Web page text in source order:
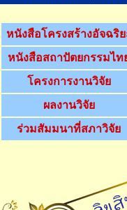
หนังสือโครงสร้างอัจฉริย
หนังสือสถาปัตยกรรมไท
โครงการงานวิจัย
ผลงานวิจัย
ร่วมสัมมนาที่สภาวิจัย